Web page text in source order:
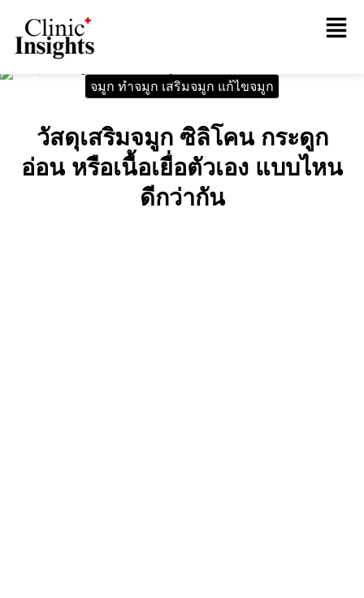
จมูก ทำจมูก เสริมจมูก แก้ไขจมูก
วัสดุเสริมจมูก ซิลิโคน กระดูก
อ่อน หรือเนื้อเยื่อตัวเอง แบบไหน
ดีกว่ากัน